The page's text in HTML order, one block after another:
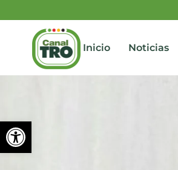
Abrir barra de
Inicio Noticias